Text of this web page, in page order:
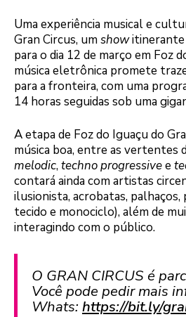
Uma experiência musical e
Gran Circus, umshowitinerante
para o dia 12 de março em Foz
música eletrônica promete
para a fronteira, com uma
14 horas seguidas sob uma
A etapa de Foz do Iguaçu do
música boa, entre as vertentes
melodic,techno progressivee
contará ainda com artistas
ilusionista, acrobatas, palhaços,
tecido e monociclo), além de
interagindo com o público.
O GRAN CIRCUS é
Você pode pedir mais
Whats: https://bit.ly/